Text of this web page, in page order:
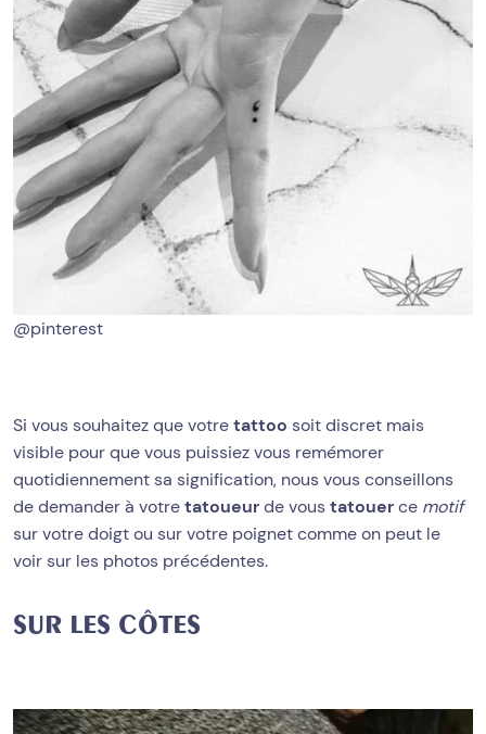
@pinterest
Si vous souhaitez que votretattoo soit discret mais
visible pour que vous puissiez vous remémorer
quotidiennement sa signification, nous vous conseillons
de demander à votretatoueurde voustatouerce motif
sur votre doigt ou sur votre poignet comme on peut le
voir sur les photos précédentes.
SUR LES CÔTES